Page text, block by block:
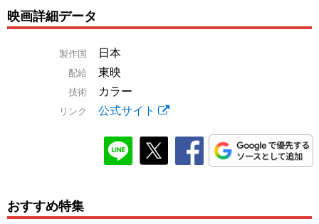
映画詳細データ
製作国 日本
配給 東映
技術 カラー
リンク 公式サイト
おすすめ特集